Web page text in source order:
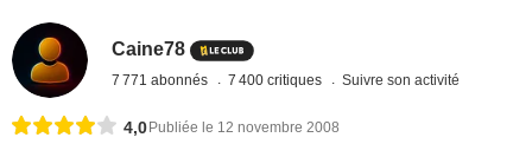
Caine78
7 771 abonnés 7 400 critiques Suivre son activité
4,0 Publiée le 12 novembre 2008